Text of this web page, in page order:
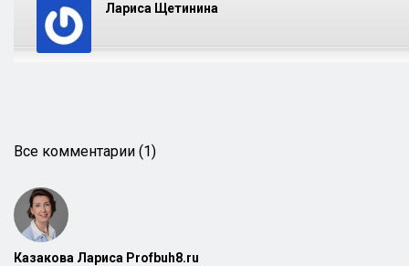
Лариса Щетинина
Все комментарии (1)
Казакова Лариса Profbuh8.ru